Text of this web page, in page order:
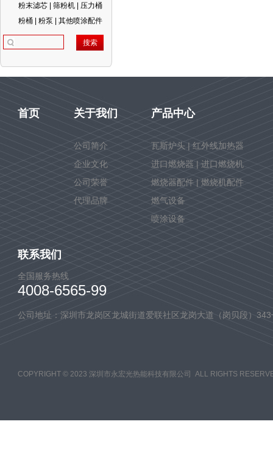
粉末滤芯 | 筛粉机 | 压力桶
粉桶 | 粉泵 | 其他喷涂配件
首页 关于我们
公司简介
企业文化
公司荣誉
代理品牌
产品中心
瓦斯炉头 | 红外线加热器
进口燃烧器 | 进口燃烧机
燃烧器配件 | 燃烧机配件
燃气设备
喷涂设备
联系我们
全国服务热线
4008-6565-99
公司地址：深圳市龙岗区龙城街道爱联社区龙岗大道（岗贝段）343
COPYRIGHT © 2023 深圳市永宏光热能科技有限公司 ALL RIGHTS